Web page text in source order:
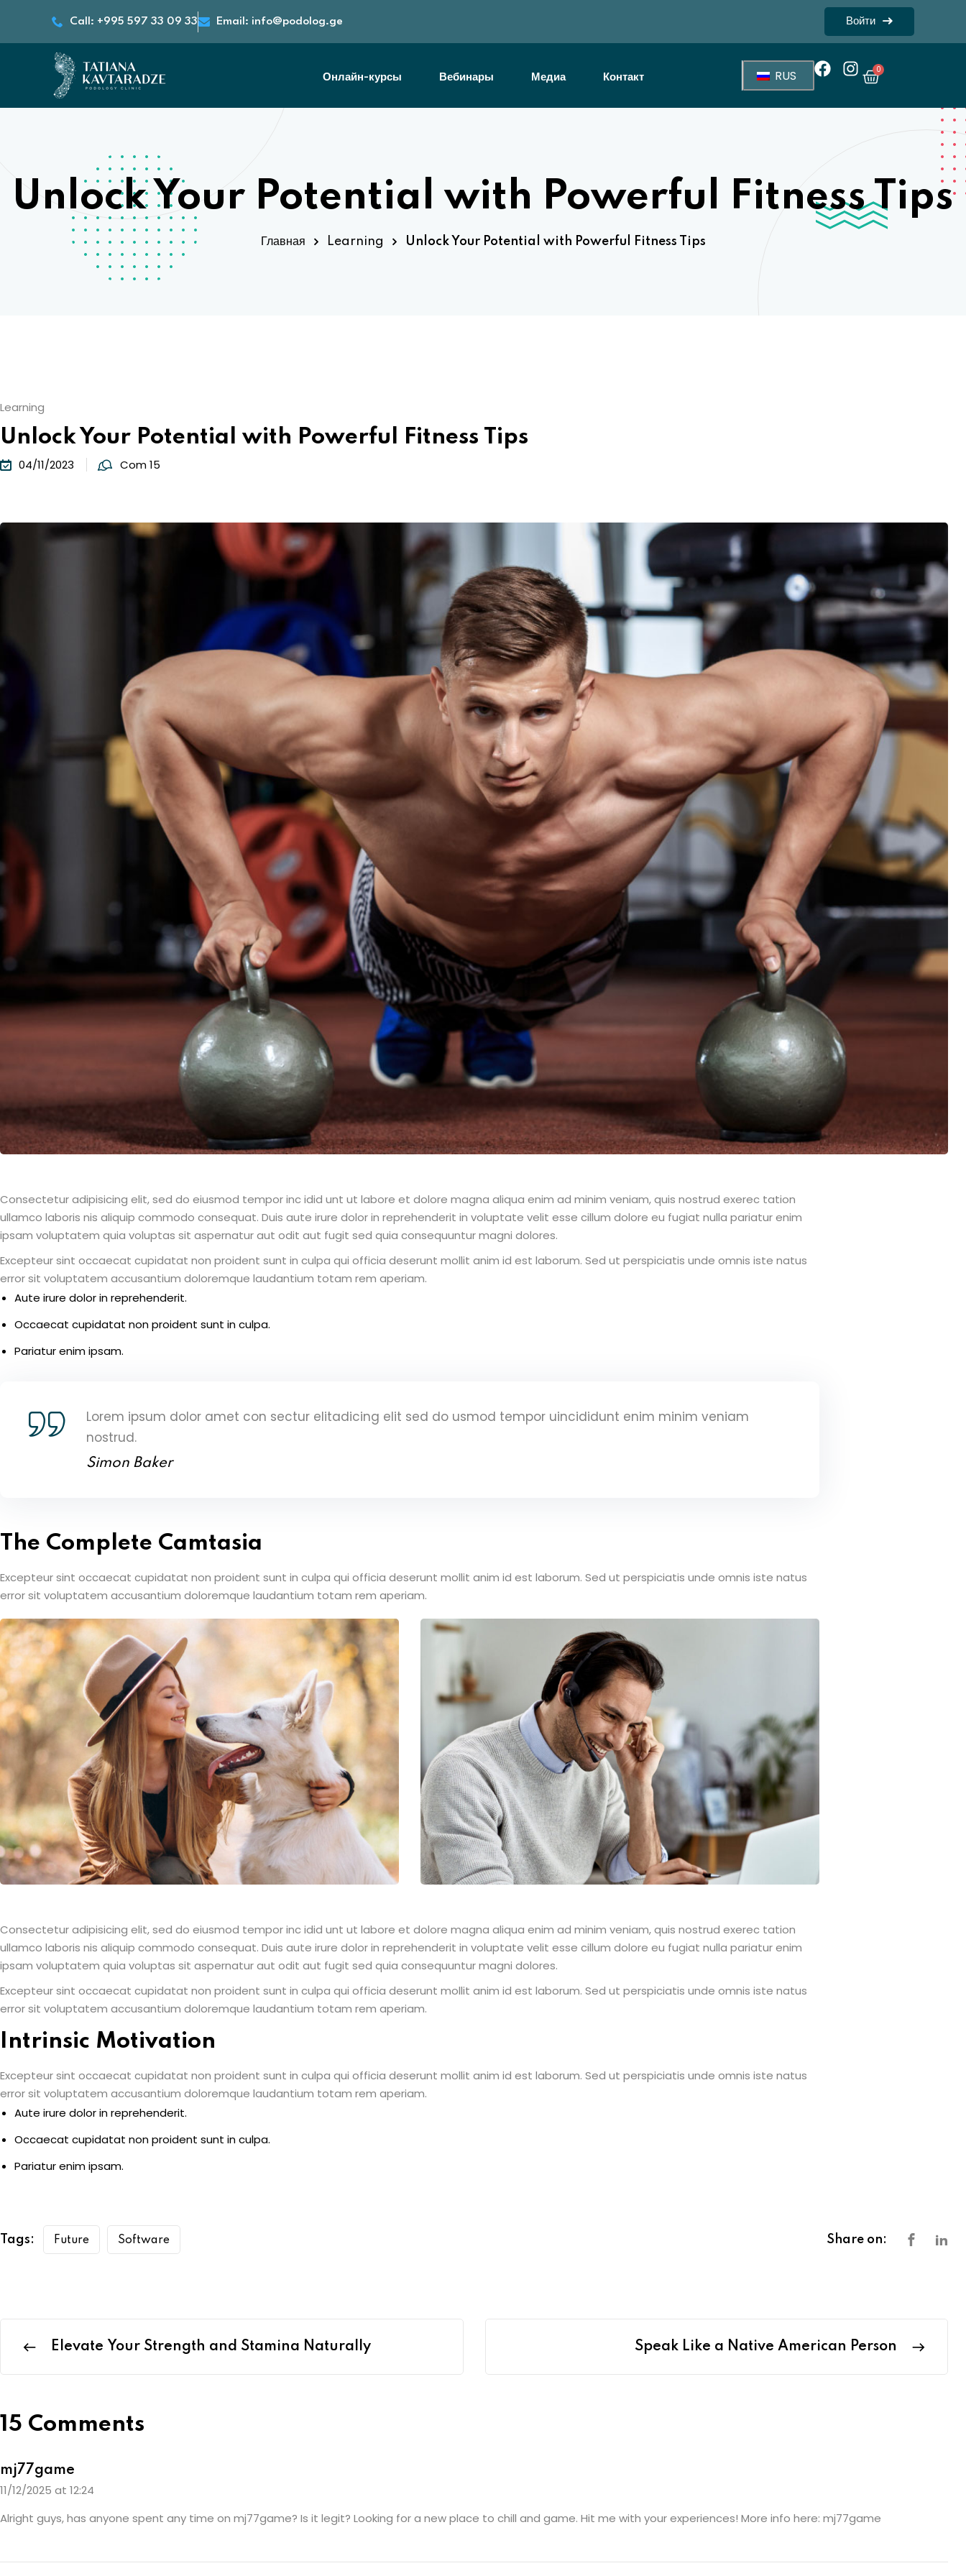
Call: +995 597 33 09 33 Email: info@podolog.ge Войти
Онлайн-курсы Вебинары Медиа Контакт RUS 0
Unlock Your Potential with Powerful Fitness Tips
Главная Learning Unlock Your Potential with Powerful Fitness Tips
Learning
Unlock Your Potential with Powerful Fitness Tips
04/11/2023 Com 15
Consectetur adipisicing elit, sed do eiusmod tempor inc idid unt ut labore et dolore magna aliqua enim ad minim veniam, quis nostrud exerec tation
ullamco laboris nis aliquip commodo consequat. Duis aute irure dolor in reprehenderit in voluptate velit esse cillum dolore eu fugiat nulla pariatur enim
ipsam voluptatem quia voluptas sit aspernatur aut odit aut fugit sed quia consequuntur magni dolores.
Excepteur sint occaecat cupidatat non proident sunt in culpa qui officia deserunt mollit anim id est laborum. Sed ut perspiciatis unde omnis iste natus
error sit voluptatem accusantium doloremque laudantium totam rem aperiam.
Aute irure dolor in reprehenderit.
Occaecat cupidatat non proident sunt in culpa.
Pariatur enim ipsam.
Lorem ipsum dolor amet con sectur elitadicing elit sed do usmod tempor uincididunt enim minim veniam
nostrud.
Simon Baker
The Complete Camtasia
Excepteur sint occaecat cupidatat non proident sunt in culpa qui officia deserunt mollit anim id est laborum. Sed ut perspiciatis unde omnis iste natus
error sit voluptatem accusantium doloremque laudantium totam rem aperiam.
Consectetur adipisicing elit, sed do eiusmod tempor inc idid unt ut labore et dolore magna aliqua enim ad minim veniam, quis nostrud exerec tation
ullamco laboris nis aliquip commodo consequat. Duis aute irure dolor in reprehenderit in voluptate velit esse cillum dolore eu fugiat nulla pariatur enim
ipsam voluptatem quia voluptas sit aspernatur aut odit aut fugit sed quia consequuntur magni dolores.
Excepteur sint occaecat cupidatat non proident sunt in culpa qui officia deserunt mollit anim id est laborum. Sed ut perspiciatis unde omnis iste natus
error sit voluptatem accusantium doloremque laudantium totam rem aperiam.
Intrinsic Motivation
Excepteur sint occaecat cupidatat non proident sunt in culpa qui officia deserunt mollit anim id est laborum. Sed ut perspiciatis unde omnis iste natus
error sit voluptatem accusantium doloremque laudantium totam rem aperiam.
Aute irure dolor in reprehenderit.
Occaecat cupidatat non proident sunt in culpa.
Pariatur enim ipsam.
Tags: Future Software Share on:
Elevate Your Strength and Stamina Naturally Speak Like a Native American Person
15 Comments
mj77game
11/12/2025 at 12:24
Alright guys, has anyone spent any time on mj77game? Is it legit? Looking for a new place to chill and game. Hit me with your experiences! More info here: mj77game